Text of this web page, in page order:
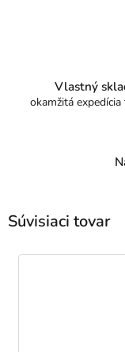
Vlastný
okamžitá
Súvisiaci tovar